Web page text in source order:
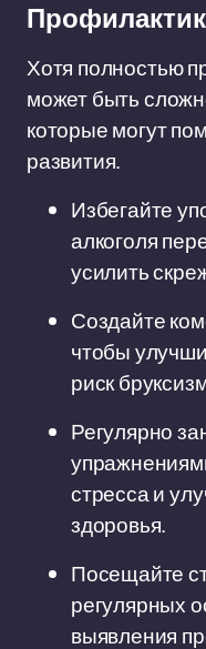
Хотя полностью
может быть
которые могут
развития.
Избегайте
алкоголя
усилить
Создайте
чтобы
риск
Регулярно
стресса и
здоровья.
Посещайте
регулярных
выявления